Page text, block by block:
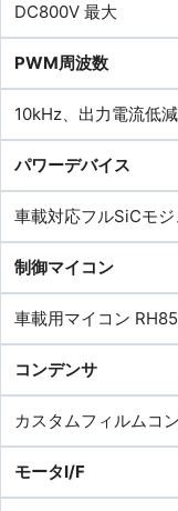
DC800V 最大
PWM周波数
10kHz、出力電流低
パワーデバイス
車載対応フルSiCモ
制御マイコン
車載用マイコン
コンデンサ
カスタムフィルムコ
モータI/F